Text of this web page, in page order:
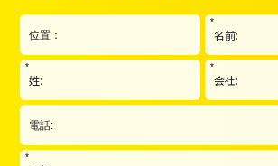
*
* *
*